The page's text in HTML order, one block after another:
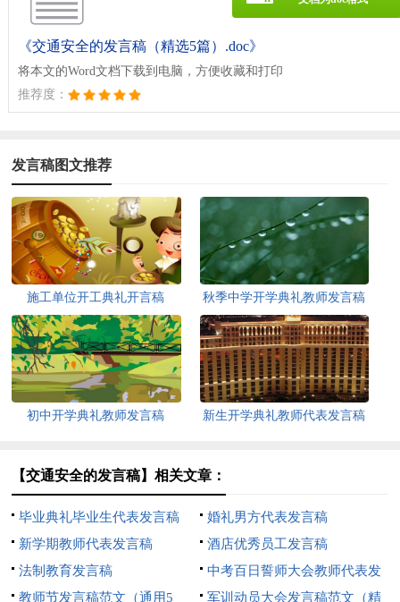
《交通安全的发言稿（精选5篇）.doc》
将本文的Word文档下载到电脑，方便收藏和打印
推荐度：
发言稿图文推荐
施工单位开工典礼开言稿 秋季中学开学典礼教师发言稿
初中开学典礼教师发言稿 新生开学典礼教师代表发言稿
【交通安全的发言稿】相关文章：
毕业典礼毕业生代表发言稿
婚礼男方代表发言稿
新学期教师代表发言稿
酒店优秀员工发言稿
法制教育发言稿
中考百日誓师大会教师代表发
言稿
教师节发言稿范文（通用5 军训动员大会发言稿范文（精